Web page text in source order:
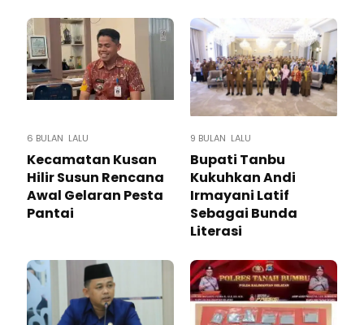
6 BULAN LALU
Kecamatan Kusan
Hilir Susun Rencana
Awal Gelaran Pesta
Pantai
9 BULAN LALU
Bupati Tanbu
Kukuhkan Andi
Irmayani Latif
Sebagai Bunda
Literasi